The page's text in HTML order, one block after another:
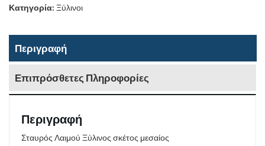
Κατηγορία: Ξύλινοι
Περιγραφή
Επιπρόσθετες Πληροφορίες
Περιγραφή
Σταυρός Λαιμού Ξύλινος σκέτος μεσαίος